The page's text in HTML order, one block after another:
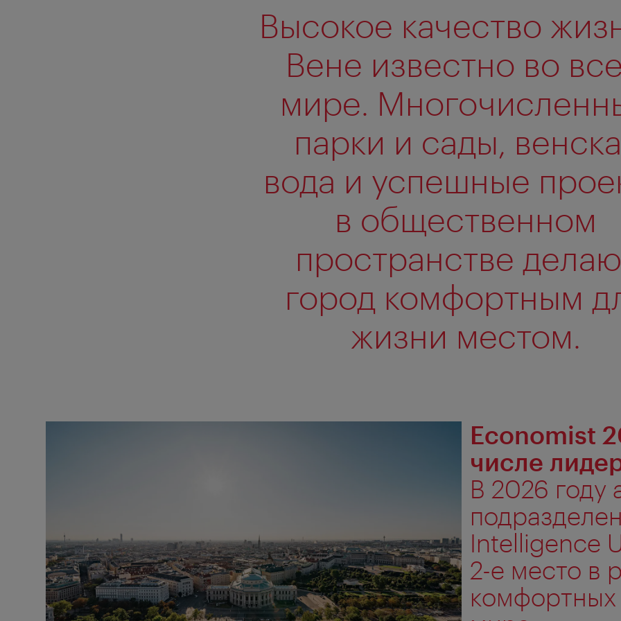
Высокое качество
Вене известно во
мире.
парки и сады,
вода и успешные
в общественном
пространстве
город комфортным
жизни местом.
Economist
числе
В 2026 году
Intelligence
2-е место в